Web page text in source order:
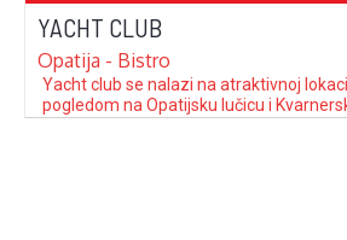
YACHT CLUB
Opatija - Bistro
Yacht club se nalazi na atraktivnoj
pogledom na Opatijsku lučicu i